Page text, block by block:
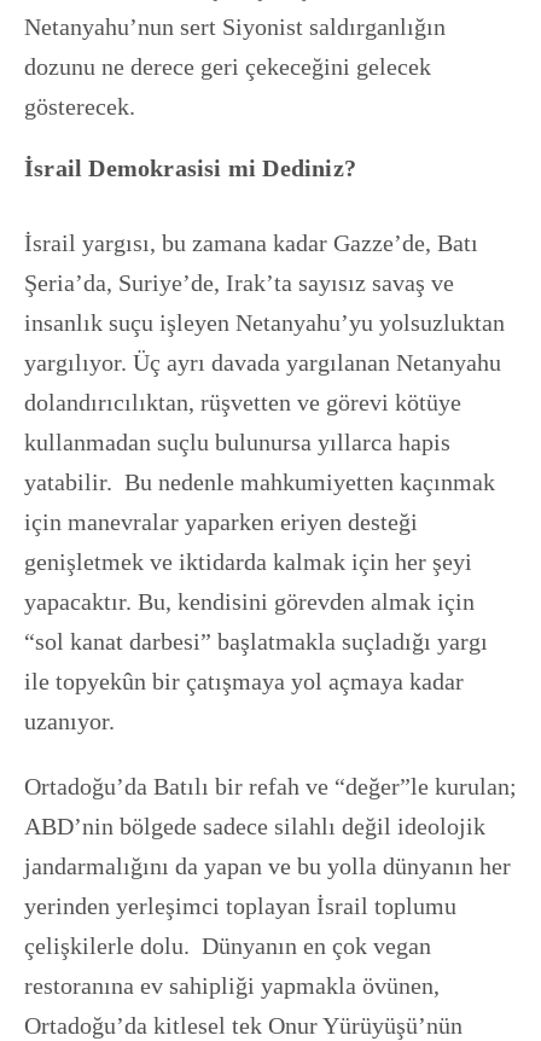
Netanyahu’nun sert Siyonist saldırganlığın
dozunu ne derece geri çekeceğini gelecek
gösterecek.
İsrail Demokrasisi mi Dediniz?
İsrail yargısı, bu zamana kadar Gazze’de, Batı
Şeria’da, Suriye’de, Irak’ta sayısız savaş ve
insanlık suçu işleyen Netanyahu’yu yolsuzluktan
yargılıyor. Üç ayrı davada yargılanan Netanyahu
dolandırıcılıktan, rüşvetten ve görevi kötüye
kullanmadan suçlu bulunursa yıllarca hapis
yatabilir. Bu nedenle mahkumiyetten kaçınmak
için manevralar yaparken eriyen desteği
genişletmek ve iktidarda kalmak için her şeyi
yapacaktır. Bu, kendisini görevden almak için
“sol kanat darbesi” başlatmakla suçladığı yargı
ile topyekûn bir çatışmaya yol açmaya kadar
uzanıyor.
Ortadoğu’da Batılı bir refah ve “değer”le kurulan;
ABD’nin bölgede sadece silahlı değil ideolojik
jandarmalığını da yapan ve bu yolla dünyanın her
yerinden yerleşimci toplayan İsrail toplumu
çelişkilerle dolu. Dünyanın en çok vegan
restoranına ev sahipliği yapmakla övünen,
Ortadoğu’da kitlesel tek Onur Yürüyüşü’nün